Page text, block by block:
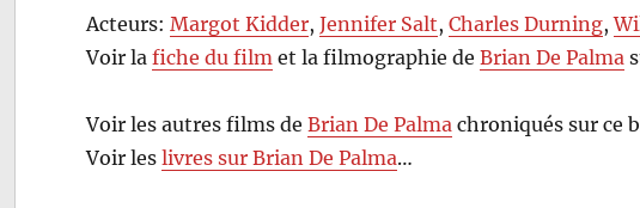
Acteurs:Margot Kidder,Jennifer Salt,Charles Durning,
Voir lafiche du film et la filmographie deBrian De Palma
Voir les autres films deBrian De Palma chroniqués sur ce
Voir leslivres sur Brian De Palma…